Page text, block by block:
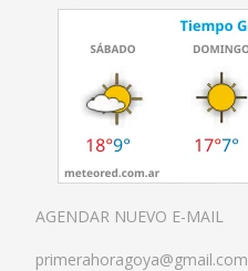
AGENDAR NUEVO E-MAIL
primerahoragoya@gmail.com